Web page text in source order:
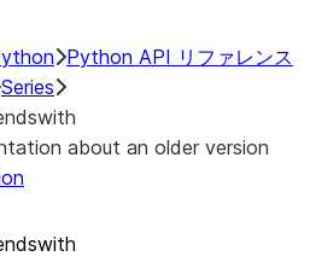
Python API リファレンス
Series
about an older version